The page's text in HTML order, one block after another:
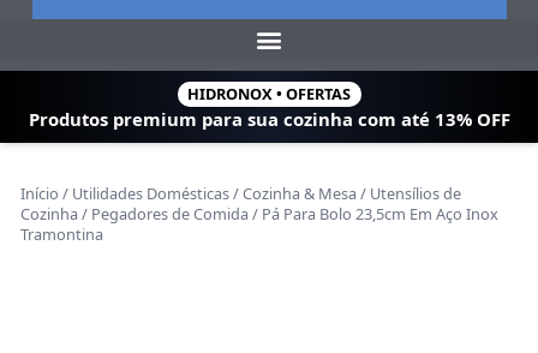
HIDRONOX • OFERTAS
Produtos premium para sua cozinha com até 13% OFF
Início / Utilidades Domésticas/Cozinha & Mesa / Utensílios de
Cozinha / Pegadores de Comida / Pá Para Bolo 23,5cm Em Aço Inox
Tramontina